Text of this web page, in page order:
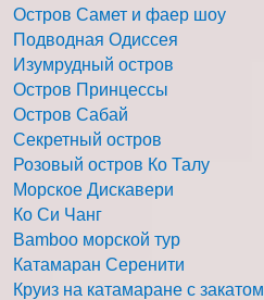
Остров Самет и фаер шоу
Подводная Одиссея
Изумрудный остров
Остров Принцессы
Остров Сабай
Секретный остров
Розовый остров Ко Талу
Морское Дискавери
Ко Си Чанг
Bamboo морской тур
Катамаран Серенити
Круиз на катамаране с закатом